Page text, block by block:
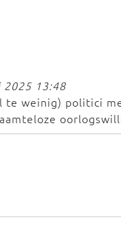
2025 13:48
te weinig) politici